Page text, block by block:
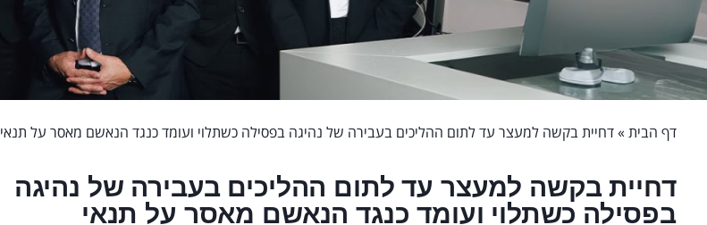
דף הבית »דחיית בקשה למעצר עד לתום ההליכים בעבירה של נהיגה בפסילה כשתלוי ועומד כנגד הנאשם מאסר על תנאי
דחיית בקשה למעצר עד לתום ההליכים בעבירה של נהיגה
בפסילה כשתלוי ועומד כנגד הנאשם מאסר על תנאי